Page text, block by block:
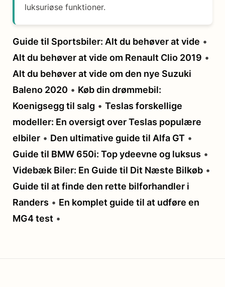
luksuriøse funktioner.
Guide til Sportsbiler: Alt du behøver at vide •
Alt du behøver at vide om Renault Clio 2019 •
Alt du behøver at vide om den nye Suzuki
Baleno 2020 • Køb din drømmebil:
Koenigsegg til salg • Teslas forskellige
modeller: En oversigt over Teslas populære
elbiler • Den ultimative guide til Alfa GT •
Guide til BMW 650i: Top ydeevne og luksus •
Videbæk Biler: En Guide til Dit Næste Bilkøb •
Guide til at finde den rette bilforhandler i
Randers • En komplet guide til at udføre en
MG4 test •